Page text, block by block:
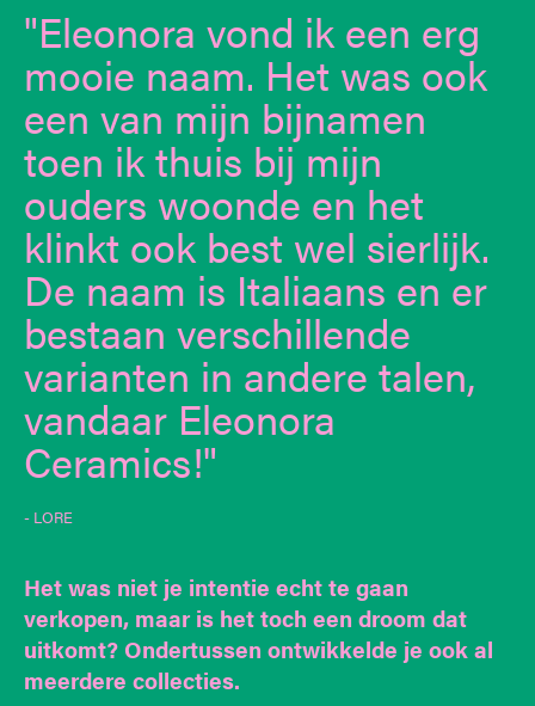
Eleonora vond ik een erg
mooie naam. Het was ook
een van mijn bijnamen
toen ik thuis bij mijn
ouders woonde en het
klinkt ook best wel sierlijk.
De naam is Italiaans en er
bestaan verschillende
varianten in andere talen,
vandaar Eleonora
Ceramics!
- LORE
Het was niet je intentie echt te gaan
verkopen, maar is het toch een droom dat
uitkomt? Ondertussen ontwikkelde je ook al
meerdere collecties.